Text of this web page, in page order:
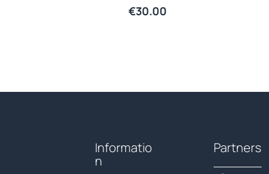
€30.00
Informatio
n
Partners